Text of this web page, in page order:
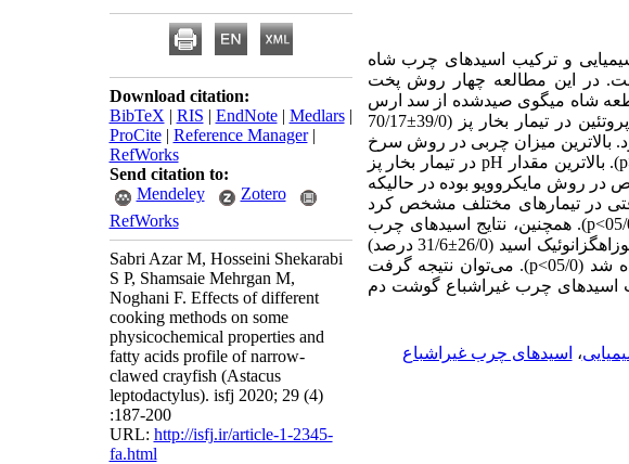
و ترکیب اسیدهای چرب شاه
در این مطالعه چهار روش پخت
صیدشده از سد ارس
در تیمار بخار پز (39/0
±
70/17
بود. بالاترین میزان چربی در روش سرخ
p). بالاترین مقدار pH در تیمار بخار پز
در روش مایکروویو بوده در حالیکه
در تیمارهای مختلف مشخص کرد
p<). همچنین، نتایج اسیدهای چرب
اسید (26/0
±
31/6 درصد)
(05/0
p<). می‌توان نتیجه گرفت
اسیدهای چرب غیراشباع گوشت دم
، اسیدهای چرب غیراشباع
Download citation:
BibTeX | RIS | EndNote| Medlars|
ProCite| Reference Manager|
RefWorks
Send citation to:
Mendeley
Zotero
RefWorks
Sabri Azar M, Hosseini Shekarabi
S P, Shamsaie Mehrgan M,
Noghani F. Effects of different
cooking methods on some
physicochemical properties and
fatty acids profile of narrow-
clawed crayfish (Astacus
leptodactylus). isfj 2020; 29 (4)
:187-200
URL: http://isfj.ir/article-1-2345-
fa.html